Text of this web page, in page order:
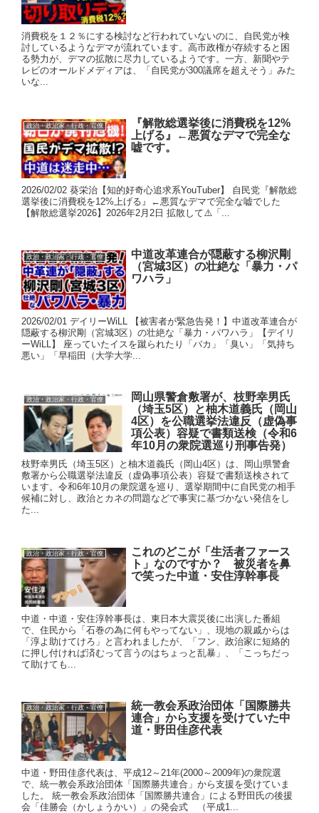
消費税を１２％にする検討など行われていないのに、自民党が検
討しているようなデマが流れています。高市政権が存続すると困
る勢力が、デマの拡散に尽力しているようです。一方、新聞やテ
レビのオールドメディアは、「自民党が300議席を超えそう」みた
いな...
政治・政治家・行政・官僚
『解散総選挙後に消費税を12%
上げる』←悪質なデマで完全な
嘘です。
2026/02/02 葵栄治【知的好奇心追求系YouTuber】 自民党『解散総
選挙後に消費税を12%上げる』←悪質なデマで完全な嘘でした
【解散総選挙2026】2026年2月2日 拡散して⚠️「...
政治・政治家・行政・官僚
中道改革連合が隠蔽する柳沢剛
（宮城3区）の壮絶な「暴力・パ
ワハラ」
2026/02/01 デイリーWiLL 【被害者が緊急告発！】中道改革連合が
隠蔽する柳沢剛（宮城3区）の壮絶な「暴力・パワハラ」【デイリ
ーWiLL】 座っていたイスを蹴られたり「バカ」「臭い」「気持ち
悪い」「早稲田（大学大学...
政治・政治家・行政・官僚
岡山県警倉敷署が、枝野幸男氏
（埼玉5区）と柚木道義氏（岡山
4区）を公職選挙法違反（虚偽事
項公表）容疑で書類送検（令和6
年10月の衆院選巡り刑事告発）
枝野幸男氏（埼玉5区）と柚木道義氏（岡山4区）は、岡山県警倉
敷署から公職選挙法違反（虚偽事項公表）容疑で書類送検されて
います。令和6年10月の衆院選を巡り、選挙期間中に自民党の相手
候補に対し、政治とカネの問題などで事実に基づかない発信をし
た...
政治・政治家・行政・官僚
これのどこが「生活者ファース
ト」なのですか？ 被災者を鼻
で笑った中道・安住淳幹事長
中道・中道・安住淳幹事長は、東日本大震災後に出演した番組
で、住民から「石巻の為に何もやってない」、現地の親戚からは
「淳よ助けてけろ」と言われましたが、「フン、政治家に短絡的
に押し付ければ済むって言うのはちょっと乱暴」、「こっちだっ
て助けても...
政治・政治家・行政・官僚
統一教会系政治団体「国際勝共
連合」から支援を受けていた中
道・野田佳彦代表
中道・野田佳彦代表は、平成12～21年(2000～2009年)の衆院選
で、統一教会系政治団体「国際勝共連合」から支援を受けていま
した。 統一教会系政治団体「国際勝共連合」による野田氏の後援
会「佳勝会（かしょうかい）」の発会式 （平成1...